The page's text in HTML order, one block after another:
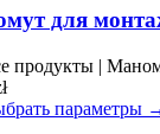
для
продукты |
параметры